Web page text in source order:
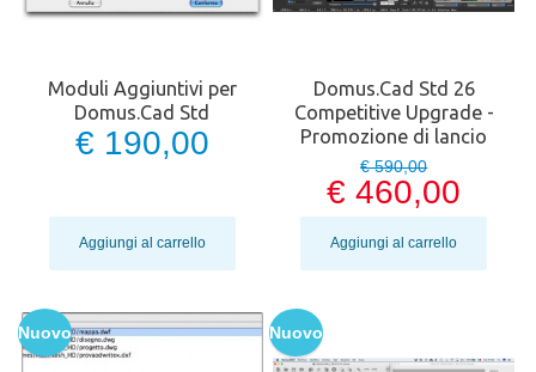
Moduli Aggiuntivi per
Domus.Cad Std
€ 190,00
Aggiungi al carrello
Domus.Cad Std 26
Competitive Upgrade -
Promozione di lancio
€ 590,00
€ 460,00
Aggiungi al carrello
Nuovo Nuovo